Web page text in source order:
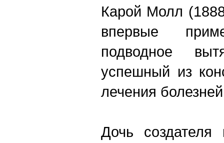
Карой Молл
впервые
подводное
успешный из
лечения
Дочь